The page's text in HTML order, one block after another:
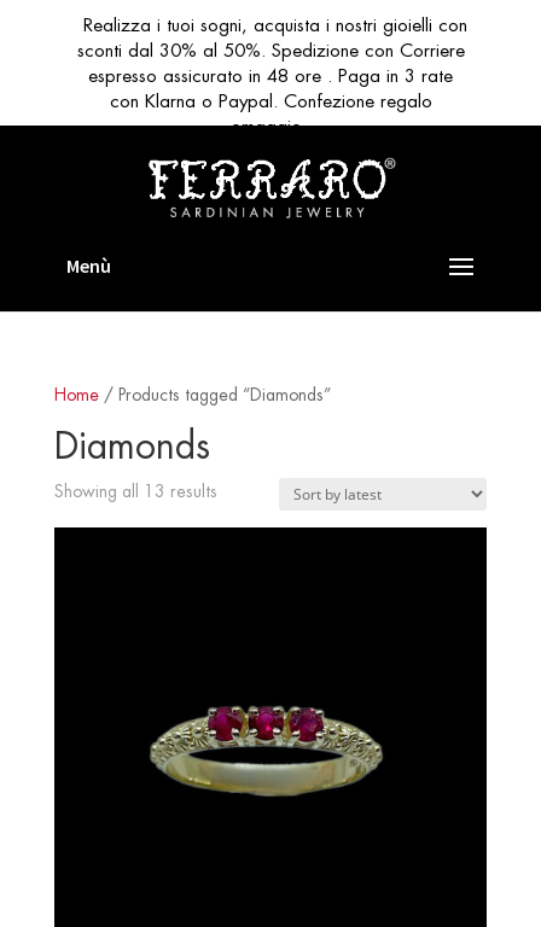
Home/ Products tagged “Diamonds”
Diamonds
Showing all 13 resultsSorted
Realizza i tuoi sogni, acquista i nostri gioielli con
sconti dal 30% al 50%. Spedizione con Corriere
espresso assicurato in 48 ore . Paga in 3 rate
con Klarna o Paypal. Confezione regalo
omaggio